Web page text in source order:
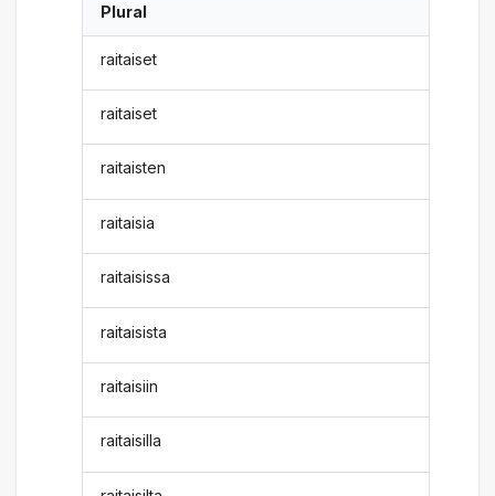
Plural
raitaiset
raitaiset
raitaisten
raitaisia
raitaisissa
raitaisista
raitaisiin
raitaisilla